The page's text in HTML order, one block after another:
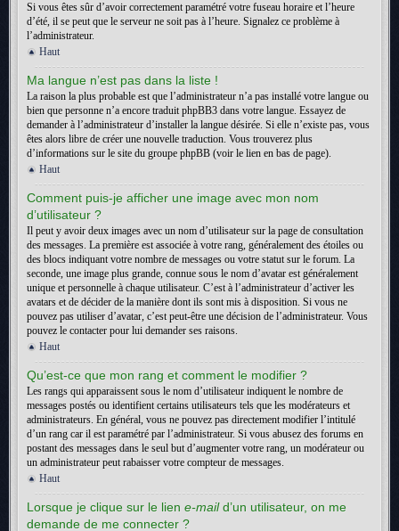
Si vous êtes sûr d’avoir correctement paramétré votre fuseau horaire et l’heure
d’été, il se peut que le serveur ne soit pas à l’heure. Signalez ce problème à
l’administrateur.
Haut
Ma langue n’est pas dans la liste !
La raison la plus probable est que l’administrateur n’a pas installé votre langue ou
bien que personne n’a encore traduit phpBB3 dans votre langue. Essayez de
demander à l’administrateur d’installer la langue désirée. Si elle n’existe pas, vous
êtes alors libre de créer une nouvelle traduction. Vous trouverez plus
d’informations sur le site du groupe phpBB (voir le lien en bas de page).
Haut
Comment puis-je afficher une image avec mon nom
d’utilisateur ?
Il peut y avoir deux images avec un nom d’utilisateur sur la page de consultation
des messages. La première est associée à votre rang, généralement des étoiles ou
des blocs indiquant votre nombre de messages ou votre statut sur le forum. La
seconde, une image plus grande, connue sous le nom d’avatar est généralement
unique et personnelle à chaque utilisateur. C’est à l’administrateur d’activer les
avatars et de décider de la manière dont ils sont mis à disposition. Si vous ne
pouvez pas utiliser d’avatar, c’est peut-être une décision de l’administrateur. Vous
pouvez le contacter pour lui demander ses raisons.
Haut
Qu’est-ce que mon rang et comment le modifier ?
Les rangs qui apparaissent sous le nom d’utilisateur indiquent le nombre de
messages postés ou identifient certains utilisateurs tels que les modérateurs et
administrateurs. En général, vous ne pouvez pas directement modifier l’intitulé
d’un rang car il est paramétré par l’administrateur. Si vous abusez des forums en
postant des messages dans le seul but d’augmenter votre rang, un modérateur ou
un administrateur peut rabaisser votre compteur de messages.
Haut
Lorsque je clique sur le lien e-maild’un utilisateur, on me
demande de me connecter ?